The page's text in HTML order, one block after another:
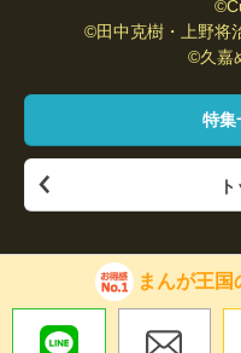
©田中克樹・上野将
©久嘉
特集
まんが王国